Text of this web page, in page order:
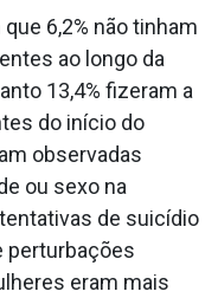
6,2% não tinham
ao longo da
13,4% fizeram a
do início do
observadas
ou sexo na
de suicídio
perturbações
eram mais